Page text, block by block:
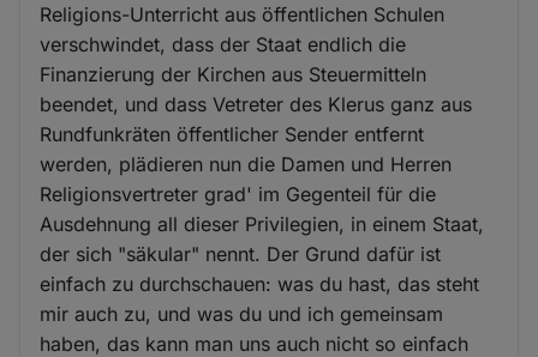
Religions-Unterricht aus öffentlichen Schulen
verschwindet, dass der Staat endlich die
Finanzierung der Kirchen aus Steuermitteln
beendet, und dass Vetreter des Klerus ganz aus
Rundfunkräten öffentlicher Sender entfernt
werden, plädieren nun die Damen und Herren
Religionsvertreter grad' im Gegenteil für die
Ausdehnung all dieser Privilegien, in einem Staat,
der sich "säkular" nennt. Der Grund dafür ist
einfach zu durchschauen: was du hast, das steht
mir auch zu, und was du und ich gemeinsam
haben, das kann man uns auch nicht so einfach